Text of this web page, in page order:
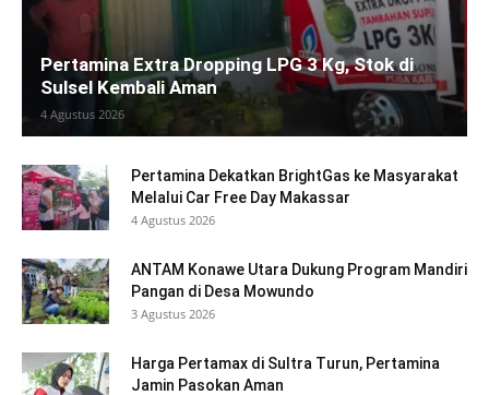
Pertamina Extra Dropping LPG 3 Kg, Stok di
Sulsel Kembali Aman
4 Agustus 2026
Pertamina Dekatkan BrightGas ke Masyarakat
Melalui Car Free Day Makassar
4 Agustus 2026
ANTAM Konawe Utara Dukung Program Mandiri
Pangan di Desa Mowundo
3 Agustus 2026
Harga Pertamax di Sultra Turun, Pertamina
Jamin Pasokan Aman